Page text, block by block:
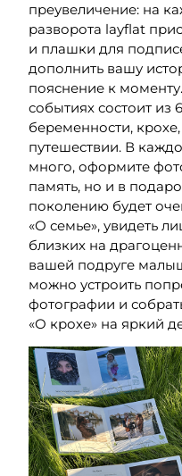
преувеличение: на
разворота layflat
и плашки для
дополнить вашу
пояснение к моменту.
событиях состоит из
беременности,
путешествии. В
много, оформите
память, но и в
поколению будет
«О семье», увидеть
близких на
вашей подруге
можно устроить
фотографии и
«О крохе» на яркий